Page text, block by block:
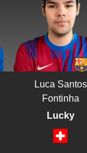
Luca Santos
Fontinha
Lucky